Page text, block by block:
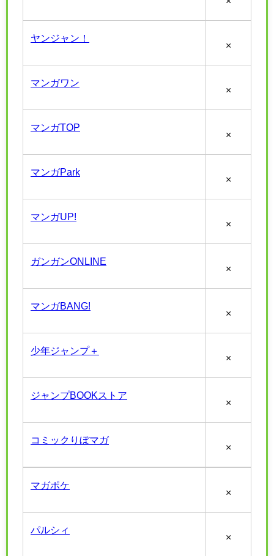
ヤンジャン！
×
マンガワン
×
マンガTOP
×
マンガPark
×
マンガUP!
×
ガンガンONLINE
×
マンガBANG!
×
少年ジャンプ＋
×
ジャンプBOOKストア
×
コミックりぼマガ
×
マガポケ
×
パルシィ
×